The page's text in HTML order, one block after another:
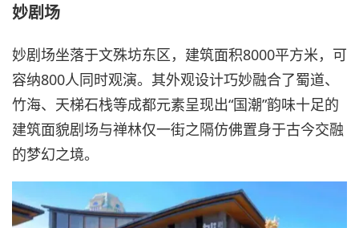
妙剧场
妙剧场坐落于文殊坊东区，建筑面积8000平方米，可
容纳800人同时观演。其外观设计巧妙融合了蜀道、
竹海、天梯石栈等成都元素呈现出“国潮”韵味十足的
建筑面貌剧场与禅林仅一街之隔仿佛置身于古今交融
的梦幻之境。